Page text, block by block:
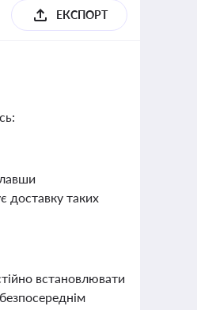
ЕКСПОРТ
доставку таких
встановлювати